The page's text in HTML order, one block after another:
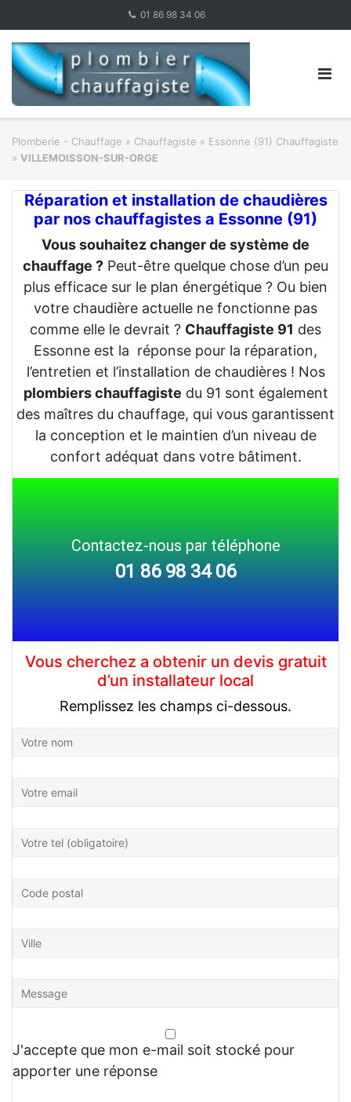
content
01 86 98 34 06
Plomberie - Chauffage » Chauffagiste » Essonne (91) Chauffagiste
» VILLEMOISSON-SUR-ORGE
Réparation et installation de chaudières
par nos chauffagistes a Essonne (91)
Vous souhaitez changer de système de
chauffage ? Peut-être quelque chose d’un peu
plus efficace sur le plan énergétique ? Ou bien
votre chaudière actuelle ne fonctionne pas
comme elle le devrait ? Chauffagiste 91 des
Essonne est la réponse pour la réparation,
l’entretien et l’installation de chaudières ! Nos
plombiers chauffagiste du 91 sont également
des maîtres du chauffage, qui vous garantissent
la conception et le maintien d’un niveau de
confort adéquat dans votre bâtiment.
Contactez-nous par téléphone
01 86 98 34 06
Vous cherchez a obtenir un devis gratuit
d’un installateur local
Remplissez les champs ci-dessous.
J'accepte que mon e-mail soit stocké pour
apporter une réponse